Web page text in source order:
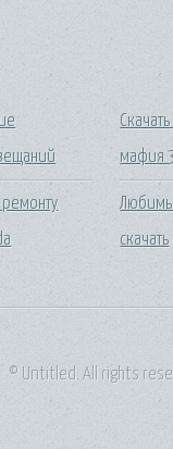
ремонту
мафия
скачать
© Untitled. All rights